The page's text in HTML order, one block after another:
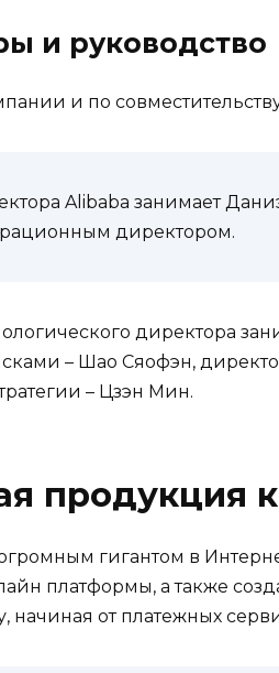
и руководство
и по
Alibaba занимает
директором.
директора
– Шао Сяофэн,
– Цзэн Мин.
продукция
гигантом в
платформы, а также
начиная от платежных